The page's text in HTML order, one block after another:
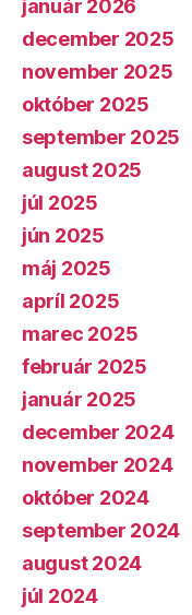
január 2026
december 2025
november 2025
október 2025
september 2025
august 2025
júl 2025
jún 2025
máj 2025
apríl 2025
marec 2025
február 2025
január 2025
december 2024
november 2024
október 2024
september 2024
august 2024
júl 2024